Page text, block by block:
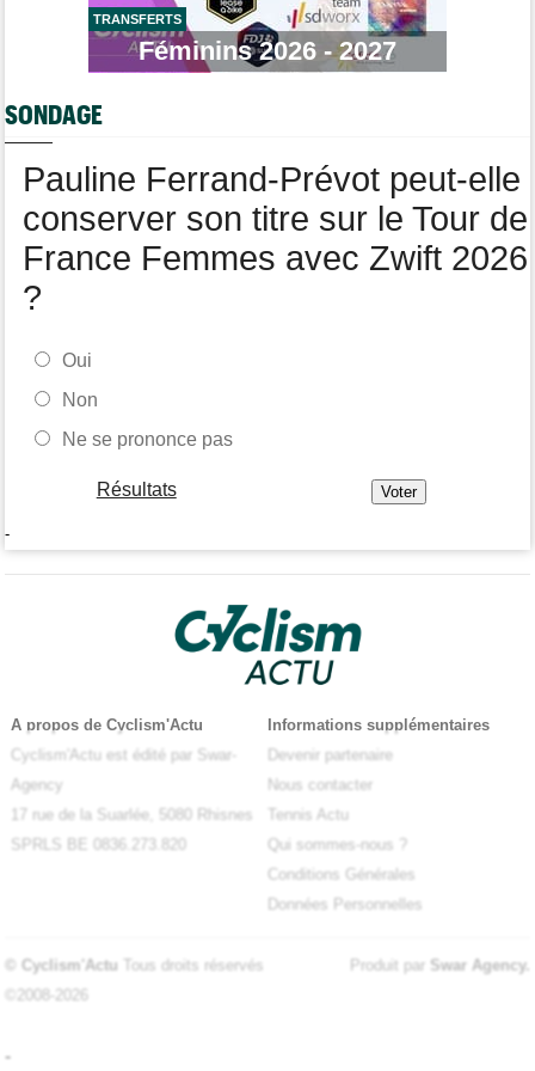
LNC
Tour de Burgos
Oscar Onley fait coup double sur la 2e étape
Route
05/08
Tour de Pologne
Jamais 2 sans 3 pour Jonathan Milan, vainqueur de la 3e étape !
TRANSFERTS
Féminins 2026 - 2027
SONDAGE
Pauline Ferrand-Prévot peut-elle
conserver son titre sur le Tour de
France Femmes avec Zwift 2026
?
Oui
Non
Ne se prononce pas
Résultats
-
A propos de Cyclism'Actu
Cyclism'Actu est édité par Swar-
Agency
17 rue de la Suarlée, 5080 Rhisnes
SPRLS BE 0836.273.820
Informations supplémentaires
Devenir partenaire
Nous contacter
Tennis Actu
Qui sommes-nous ?
Conditions Générales
Données Personnelles
© Cyclism'Actu Tous droits réservés
©2008-2026
Produit par Swar Agency.
-